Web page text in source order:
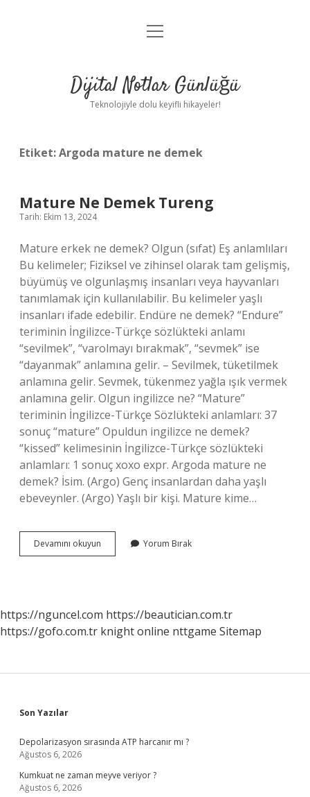
Anasayfa
Yasal Uyarı
menüyü
Dijital Notlar Günlüğü
Teknolojiyle dolu keyifli hikayeler!
Etiket:Argoda mature ne demek
Mature Ne Demek Tureng
Tarih: Ekim 13, 2024
Mature erkek ne demek? Olgun (sıfat) Eş anlamlıları
Bu kelimeler; Fiziksel ve zihinsel olarak tam gelişmiş,
büyümüş ve olgunlaşmış insanları veya hayvanları
tanımlamak için kullanılabilir. Bu kelimeler yaşlı
insanları ifade edebilir. Endüre ne demek? “Endure”
teriminin İngilizce-Türkçe sözlükteki anlamı
“sevilmek”, “varolmayı bırakmak”, “sevmek” ise
“dayanmak” anlamına gelir. – Sevilmek, tüketilmek
anlamına gelir. Sevmek, tükenmez yağla ışık vermek
anlamına gelir. Olgun ingilizce ne? “Mature”
teriminin İngilizce-Türkçe Sözlükteki anlamları: 37
sonuç “mature” Opuldun ingilizce ne demek?
“kissed” kelimesinin İngilizce-Türkçe sözlükteki
anlamları: 1 sonuç xoxo expr. Argoda mature ne
demek? İsim. (Argo) Genç insanlardan daha yaşlı
ebeveynler. (Argo) Yaşlı bir kişi. Mature kime…
Devamını okuyun
Ne
Yorum Bırak
https://nguncel.com https://beautician.com.tr
https://gofo.com.tr knight online nttgame Sitemap
Sidebar
Son Yazılar
Depolarizasyon sırasında ATP harcanır mı ?
Ağustos 6, 2026
Kumkuat ne zaman meyve veriyor ?
Ağustos 6, 2026